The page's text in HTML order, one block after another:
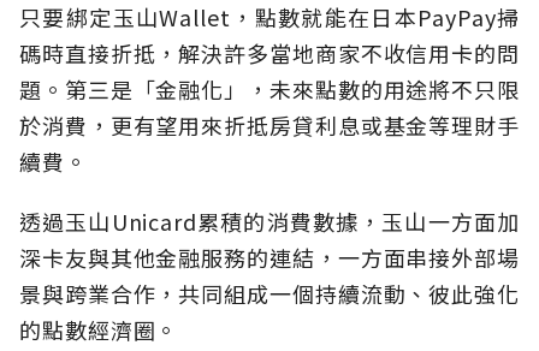
只要綁定玉山Wallet，點數就能在日本PayPay掃
碼時直接折抵，解決許多當地商家不收信用卡的問
題。第三是「金融化」，未來點數的用途將不只限
於消費，更有望用來折抵房貸利息或基金等理財手
續費。
透過玉山Unicard累積的消費數據，玉山一方面加
深卡友與其他金融服務的連結，一方面串接外部場
景與跨業合作，共同組成一個持續流動、彼此強化
的點數經濟圈。